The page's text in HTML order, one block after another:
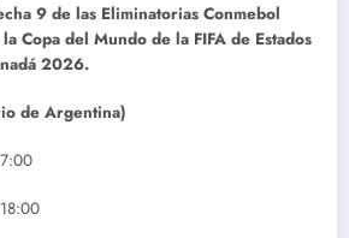
9 de las Eliminatorias Conmebol
Copa del Mundo de la FIFA de Estados
2026.
de Argentina)